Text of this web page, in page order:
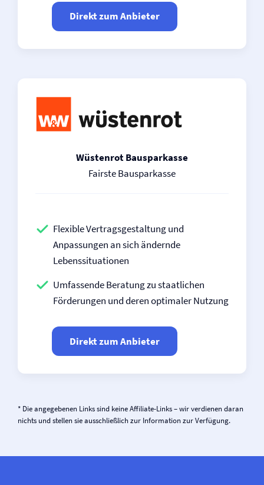
Direkt zum Anbieter
Wüstenrot Bausparkasse
Fairste Bausparkasse
Flexible Vertragsgestaltung und
Anpassungen an sich ändernde
Lebenssituationen
Umfassende Beratung zu staatlichen
Förderungen und deren optimaler Nutzung
Direkt zum Anbieter
* Die angegebenen Links sind keine Affiliate-Links – wir verdienen daran
nichts und stellen sie ausschließlich zur Information zur Verfügung.